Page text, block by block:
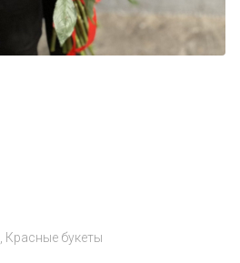
Красные букеты